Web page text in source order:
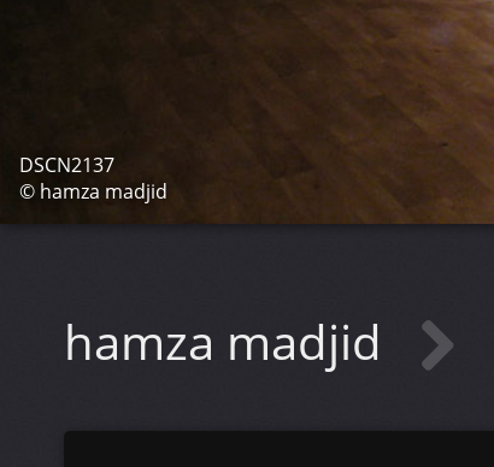
DSCN2137
© hamza madjid
hamza madjid